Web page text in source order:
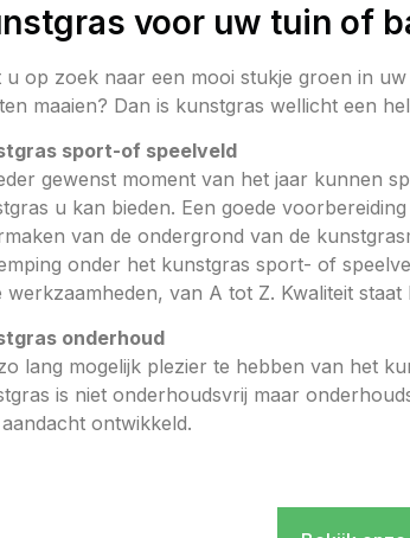
voor uw tuin of
u op zoek naar een mooi stukje groen in
maaien? Dan is kunstgras wellicht een
sport-of speelveld
gewenst moment van het jaar kunnen
u kan bieden. Een goede
van de ondergrond van de
onder het kunstgras sport- of
werkzaamheden, van A tot Z. Kwaliteit
onderhoud
lang mogelijk plezier te hebben van het
is niet onderhoudsvrij maar
ontwikkeld.